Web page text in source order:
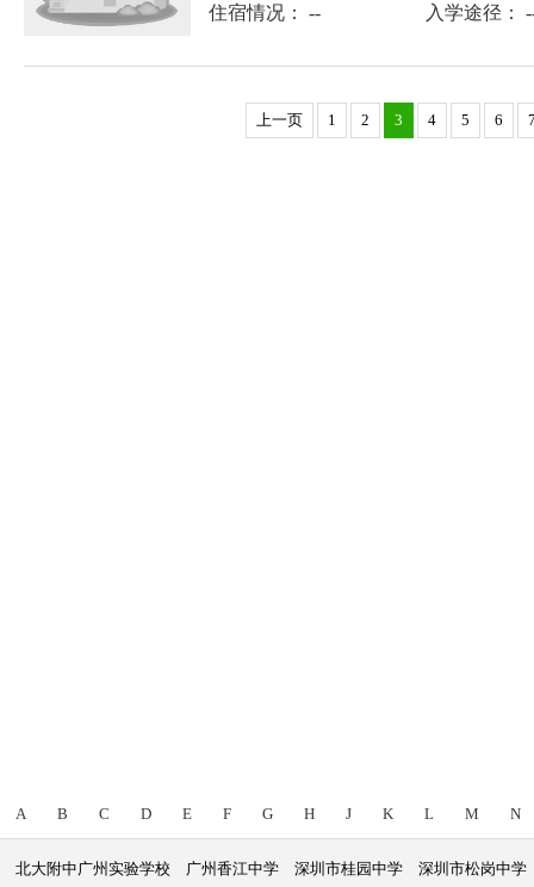
住宿情况： --
入学途径：
上一页 1 2 3 4 5 6
A B C D E F G H J K L M N
北大附中广州实验学校 广州香江中学 深圳市桂园中学
深圳市松岗中学